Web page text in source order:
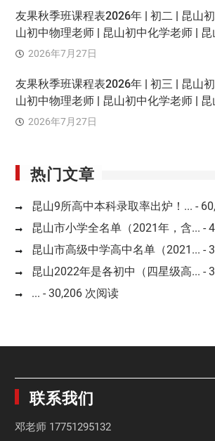
友果秋季班课程表2026年 | 初二 | 昆山
山初中物理老师 | 昆山初中化学老师 |
2026年7月27日
友果秋季班课程表2026年 | 初三 | 昆山
山初中物理老师 | 昆山初中化学老师 |
2026年7月27日
热门文章
昆山9所高中本科录取率出炉！... -
昆山市小学全名单（2021年，含... -
昆山市高级中学高中名单（2021... -
昆山2022年是各初中（四星级高... -
... - 30,206 次阅读
联系我们
邓老师 17751295132